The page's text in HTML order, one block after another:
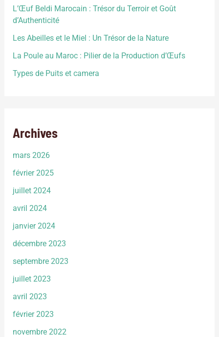
L’Œuf Beldi Marocain : Trésor du Terroir et Goût
d’Authenticité
Les Abeilles et le Miel : Un Trésor de la Nature
La Poule au Maroc : Pilier de la Production d’Œufs
Types de Puits et camera
Archives
mars 2026
février 2025
juillet 2024
avril 2024
janvier 2024
décembre 2023
septembre 2023
juillet 2023
avril 2023
février 2023
novembre 2022